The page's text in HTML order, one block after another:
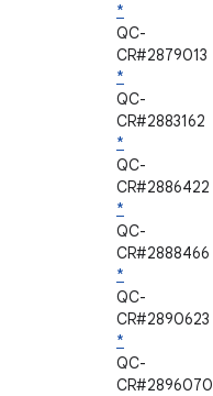
*
QC-
CR#2879013
*
QC-
CR#2883162
*
QC-
CR#2886422
*
QC-
CR#2888466
*
QC-
CR#2890623
*
QC-
CR#2896070